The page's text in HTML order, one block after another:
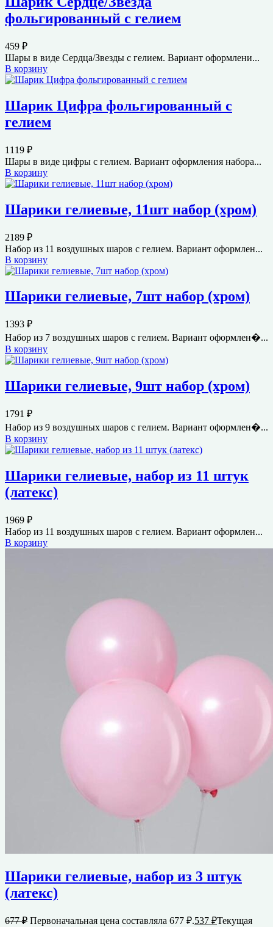
фольгированный с гелием
459 ₽
Шары в виде Сердца/Звезды с гелием. Вариант оформлени...
В корзину
Шарик Цифра фольгированный с
гелием
1119 ₽
Шары в виде цифры с гелием. Вариант оформления набора...
В корзину
Шарики гелиевые, 11шт набор (хром)
2189 ₽
Набор из 11 воздушных шаров с гелием. Вариант оформлен...
В корзину
Шарики гелиевые, 7шт набор (хром)
1393 ₽
Набор из 7 воздушных шаров с гелием. Вариант оформлен�...
В корзину
Шарики гелиевые, 9шт набор (хром)
1791 ₽
Набор из 9 воздушных шаров с гелием. Вариант оформлен�...
В корзину
Шарики гелиевые, набор из 11 штук
(латекс)
1969 ₽
Набор из 11 воздушных шаров с гелием. Вариант оформлен...
В корзину
Шарики гелиевые, набор из 3 штук
(латекс)
677₽ Первоначальная цена составляла 677 ₽.537 ₽Текущая